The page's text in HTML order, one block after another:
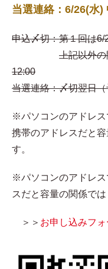
当選連絡：6/26(水)
申込〆切：第１回は6/
上記以外
12:00
当選連絡：〆切翌日
※パソコンのアドレス
携帯のアドレスだと
す。
※パソコンのアドレス
スだと容量の関係で
＞＞ お申し込みフォ